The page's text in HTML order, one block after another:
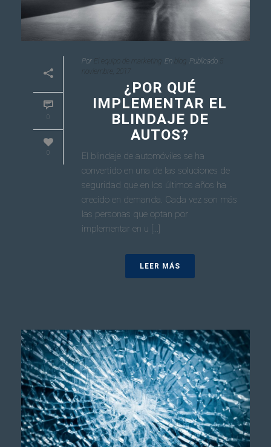
0
0
Por El equipo de marketing En blog Publicado
noviembre, 2017
¿POR QUÉ
IMPLEMENTAR EL
BLINDAJE DE
AUTOS?
El blindaje de automóviles se ha
convertido en una de las soluciones de
seguridad que en los últimos años ha
crecido en demanda. Cada vez son más
las personas que optan por
implementar en u [...]
LEER MÁS